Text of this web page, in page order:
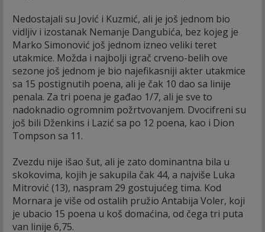
Nedostajali su Jović i Kuzmić, ali je još jednom bio
vidljiv i izostanak Nemanje Dangubića, bez kojeg je
Marko Simonović još jednom izneo veliki teret
utakmice. Možda i najbolji igrač crveno-belih ove
sezone još jednom je bio najefikasniji akter utakmice
sa 15 postignutih poena, ali je čak 10 dao sa linije
penala. Za tri poena je gađao 1/7, ali je sve to
nadoknadio ogromnim požrtvovanjem. Dvocifreni su
još bili Dženkins i Lazić sa po 12 poena, kao i Dion
Tompson sa 11.
Zvezdu nije išao šut, ali je zato dominantna bila u
skokovima, kojih je sakupila čak 44, a najviše Luka
Mitrović (13), naspram 29 gostujućeg tima. Kod
Mornara je više od ostalih pružio Antabija Voler, koji
je ubacio 15 poena u koš domaćina, od čega tri puta
van linije 6,75.